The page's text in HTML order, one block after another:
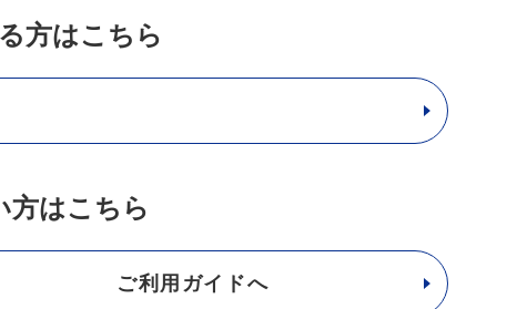
方はこちら
方はこちら
ご利用ガイドへ